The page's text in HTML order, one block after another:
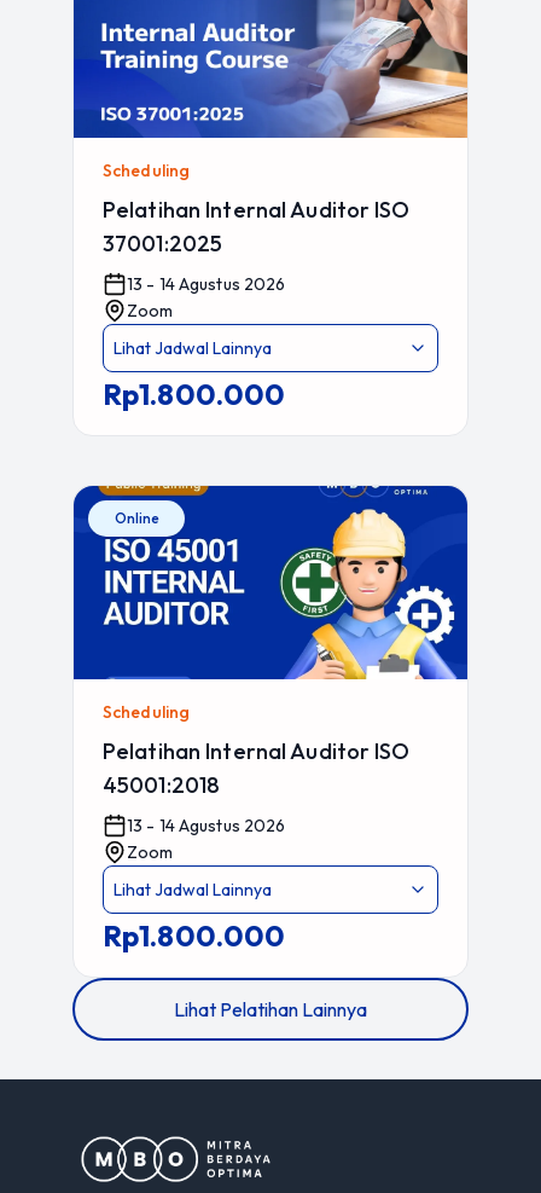
Scheduling
Pelatihan Internal Auditor ISO
37001:2025
13 - 14 Agustus 2026
Zoom
Lihat Jadwal Lainnya
Rp1.800.000
Online
Scheduling
Pelatihan Internal Auditor ISO
45001:2018
13 - 14 Agustus 2026
Zoom
Lihat Jadwal Lainnya
Rp1.800.000
Lihat Pelatihan Lainnya